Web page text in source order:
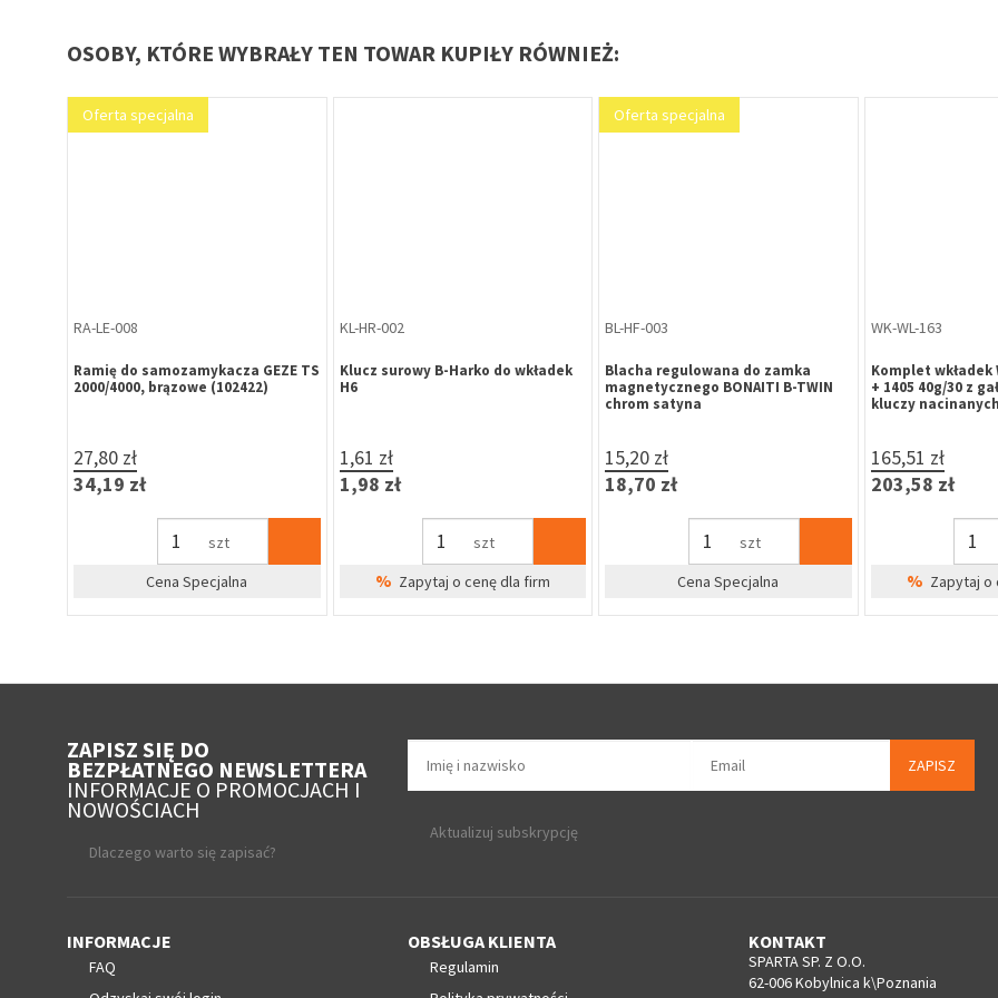
OSOBY, KTÓRE WYBRAŁY TEN TOWAR KUPIŁY RÓWNIEŻ:
Oferta specjalna
RA-LE-008
Ramię do samozamykacza GEZE TS
2000/4000, brązowe (102422)
27,80 zł
34,19 zł
szt
Cena Specjalna
KL-HR-002
Klucz surowy B-Harko do wkładek
H6
1,61 zł
1,98 zł
szt
% Zapytaj o cenę dla firm
Oferta specjalna
BL-HF-003
Blacha regulowana do zamka
magnetycznego BONAITI B-TWIN
chrom satyna
15,20 zł
18,70 zł
szt
Cena Specjalna
WK-WL-163
Komplet wkładek
+ 1405 40g/30 z
kluczy
165,51 zł
203,58 zł
% Zapytaj o
ZAPISZ SIĘ DO
BEZPŁATNEGO NEWSLETTERA
INFORMACJE O PROMOCJACH I
NOWOŚCIACH
Dlaczego warto się zapisać?
ZAPISZ
Aktualizuj subskrypcję
INFORMACJE
FAQ
OBSŁUGA KLIENTA
Regulamin
KONTAKT
SPARTA SP. Z O.O.
62-006 Kobylnica k\Poznania